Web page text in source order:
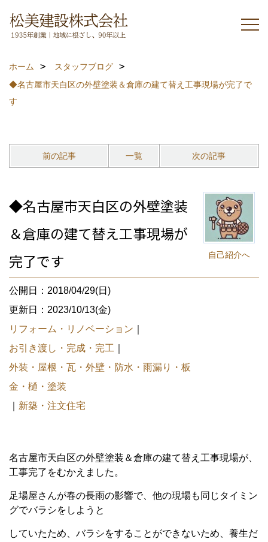
ホーム
スタッフブログ
◆名古屋市天白区の外壁塗装＆倉庫の建て替え工事現場が完了で
す
前の記事 一覧 次の記事
自己紹介へ
◆名古屋市天白区の外壁塗装
＆倉庫の建て替え工事現場が
完了です
公開日：2018/04/29(日)
更新日：2023/10/13(金)
リフォーム・リノベーション
お引き渡し・完成・完工
外装・屋根・瓦・外壁・防水・雨漏り・板
金・樋・塗装
新築・注文住宅
名古屋市天白区の外壁塗装＆倉庫の建て替え工事現場が、
工事完了をむかえました。
足場屋さんが春の長雨の影響で、他の現場も同じタイミン
グでバラシをしようと
していたため、バラシをすることができないため、養生だ